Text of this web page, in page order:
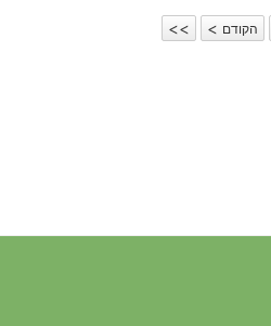
<< < הקודם